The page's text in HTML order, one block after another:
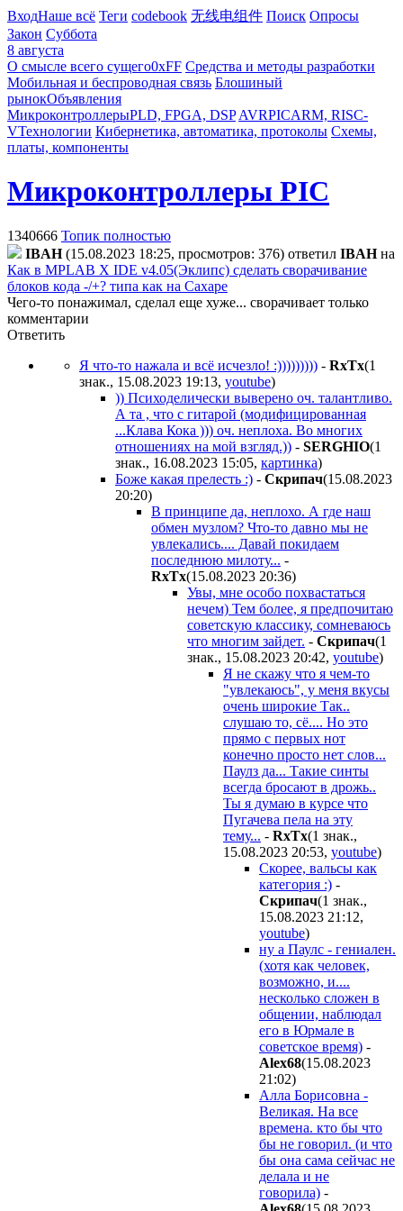
ВходНаше всё Теги codebook 无线电组件 Поиск Опросы
Закон Суббота
8 августа
О смысле всего сущего0xFF Средства и методы разработки
Мобильная и беспроводная связь Блошиный
рынокОбъявления
МикроконтроллерыPLD, FPGA, DSP AVRPICARM, RISC-
VТехнологии Кибернетика, автоматика, протоколы Схемы,
платы, компоненты
Микроконтроллеры PIC
1340666 Топик полностью
IBAH (15.08.2023 18:25, просмотров: 376) ответил IBAHна
Как в MPLAB X IDE v4.05(Эклипс) сделать сворачивание
блоков кода -/+? типа как на Сахаре
Чего-то понажимал, сделал еще хуже... сворачивает только
комментарии
Ответить
Я что-то нажала и всё исчезло! :))))))))) - RxTx(1
знак., 15.08.2023 19:13, youtube)
)) Психоделически выверено оч. талантливо.
А та , что с гитарой (модифицированная
...Клава Кока ))) оч. неплоха. Во многих
отношениях на мой взгляд.)) - SERGHIO(1
знак., 16.08.2023 15:05, картинка)
Боже какая прелесть :) - Cкpипaч(15.08.2023
20:20)
В принципе да, неплохо. А где наш
обмен музлом? Что-то давно мы не
увлекались.... Давай покидаем
последнюю милоту... -
RxTx(15.08.2023 20:36)
Увы, мне особо похвастаться
нечем) Тем более, я предпочитаю
советскую классику, сомневаюсь
что многим зайдет. - Cкpипaч(1
знак., 15.08.2023 20:42, youtube)
Я не скажу что я чем-то
"увлекаюсь", у меня вкусы
очень широкие Так..
слушаю то, сё.... Но это
прямо с первых нот
конечно просто нет слов...
Паулз да... Такие синты
всегда бросают в дрожь..
Ты я думаю в курсе что
Пугачева пела на эту
тему... - RxTx(1 знак.,
15.08.2023 20:53, youtube)
Скорее, вальсы как
категория :) -
Cкpипaч(1 знак.,
15.08.2023 21:12,
youtube)
ну а Паулс - гениален.
(хотя как человек,
возможно, и....
несколько сложен в
общении, наблюдал
его в Юрмале в
советское время) -
Alex68(15.08.2023
21:02)
Алла Борисовна -
Великая. На все
времена. кто бы что
бы не говорил. (и что
бы она сама сейчас не
делала и не
говорила) -